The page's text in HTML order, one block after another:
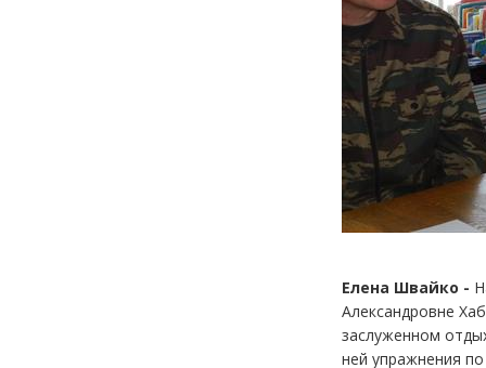
Елена Швайко -
Александровне
заслуженном
ней упражнения